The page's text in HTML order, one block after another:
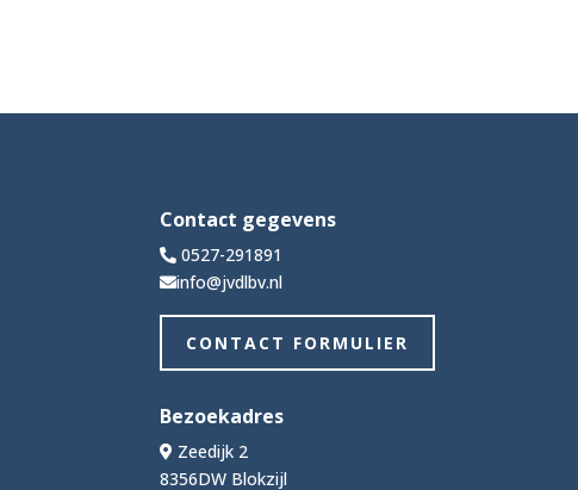
Contact gegevens
0527-291891
info@jvdlbv.nl
CONTACT FORMULIER
Bezoekadres
Zeedijk 2
8356DW Blokzijl